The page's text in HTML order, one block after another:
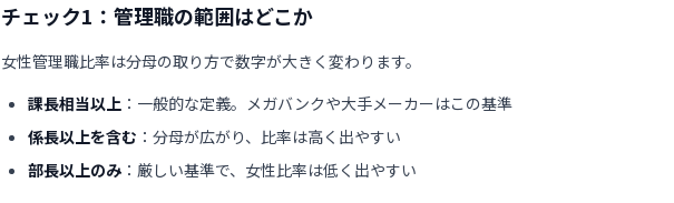
チェック1：管理職の範囲はどこか
女性管理職比率は分母の取り方で数字が大きく変わります。
課長相当以上 ：一般的な定義。メガバンクや大手メーカーはこの基準
係長以上を含む ：分母が広がり、比率は高く出やすい
部長以上のみ ：厳しい基準で、女性比率は低く出やすい